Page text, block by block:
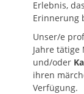
Erlebnis,
Erinnerung
Unser/e
Jahre
und/oder
ihren
Verfügung.